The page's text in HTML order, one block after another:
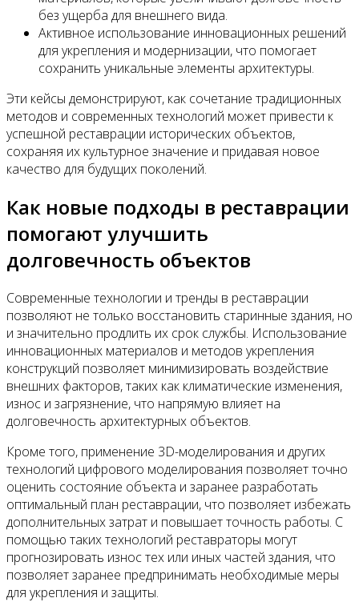
без ущерба для внешнего вида.
Активное использование инновационных решений
для укрепления и модернизации, что помогает
сохранить уникальные элементы архитектуры.
Эти кейсы демонстрируют, как сочетание традиционных
методов и современных технологий может привести к
успешной реставрации исторических объектов,
сохраняя их культурное значение и придавая новое
качество для будущих поколений.
Как новые подходы в реставрации
помогают улучшить
долговечность объектов
Современные технологии и тренды в реставрации
позволяют не только восстановить старинные здания, но
и значительно продлить их срок службы. Использование
инновационных материалов и методов укрепления
конструкций позволяет минимизировать воздействие
внешних факторов, таких как климатические изменения,
износ и загрязнение, что напрямую влияет на
долговечность архитектурных объектов.
Кроме того, применение 3D-моделирования и других
технологий цифрового моделирования позволяет точно
оценить состояние объекта и заранее разработать
оптимальный план реставрации, что позволяет избежать
дополнительных затрат и повышает точность работы. С
помощью таких технологий реставраторы могут
прогнозировать износ тех или иных частей здания, что
позволяет заранее предпринимать необходимые меры
для укрепления и защиты.